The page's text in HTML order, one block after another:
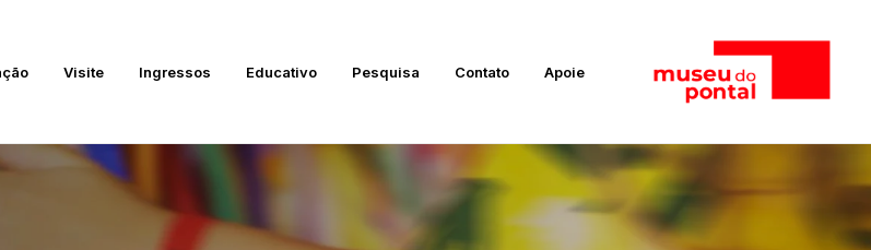
Visite Ingressos Educativo Pesquisa Contato Apoie